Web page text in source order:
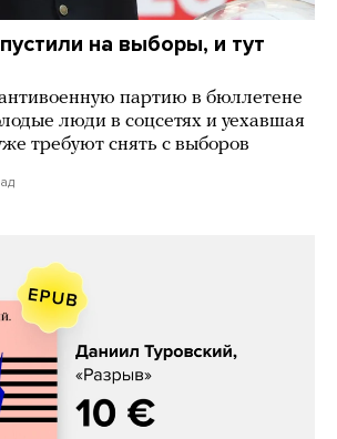
на выборы, и тут
партию в бюллетене
люди в соцсетях и уехавшая
требуют снять с выборов